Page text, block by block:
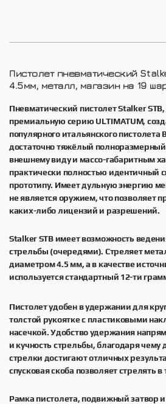
Пистолет пневматический
4.5мм, металл, магазин на 19
Пневматический пистолет Stalker
премиальную серию ULTIMATUM,
популярного итальянского пистолета
достаточно тяжёлый полноразмерный
внешнему виду и массо-габаритным
практически полностью идентичный
прототипу. Имеет дульную энергию
не является оружием, что позволяет
каких-либо лицензий и разрешений.
Stalker STB имеет возможность
стрельбы (очередями). Стреляет
диаметром 4.5 мм, а в качестве
используется стандартный 12-ти
Пистолет удобен в удержании для
толстой рукоятке с пластиковыми
насечкой. Удобство удержания
и кучность стрельбы, благодаря
стрелки достигают отличных
спусковая скоба позволяет стрелять
Рамка пистолета, подвижный затвор